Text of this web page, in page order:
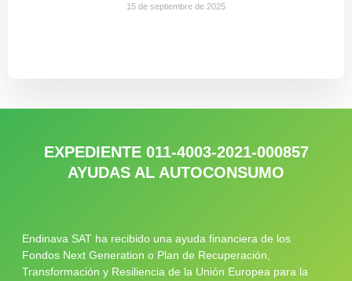
15 de septiembre de 2025
EXPEDIENTE 011-4003-2021-000857
AYUDAS AL AUTOCONSUMO
Endinava SAT ha recibido una ayuda financiera de los
Fondos Next Generation o Plan de Recuperación,
Transformación y Resiliencia de la Unión Europea para la